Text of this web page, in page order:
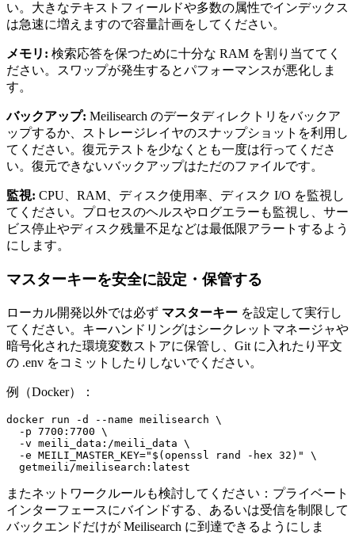
い。大きなテキストフィールドや多数の属性でインデックス
は急速に増えますので容量計画をしてください。
メモリ: 検索応答を保つために十分な RAM を割り当ててく
ださい。スワップが発生するとパフォーマンスが悪化しま
す。
バックアップ: Meilisearch のデータディレクトリをバックア
ップするか、ストレージレイヤのスナップショットを利用し
てください。復元テストを少なくとも一度は行ってくださ
い。復元できないバックアップはただのファイルです。
監視: CPU、RAM、ディスク使用率、ディスク I/O を監視し
てください。プロセスのヘルスやログエラーも監視し、サー
ビス停止やディスク残量不足などは最低限アラートするよう
にします。
マスターキーを安全に設定・保管する
ローカル開発以外では必ず マスターキー を設定して実行し
てください。キーハンドリングはシークレットマネージャや
暗号化された環境変数ストアに保管し、Git に入れたり平文
の .env をコミットしたりしないでください。
例（Docker）：
docker run -d --name meilisearch \
  -p 7700:7700 \
  -v meili_data:/meili_data \
  -e MEILI_MASTER_KEY=
" $(openssl rand -hex 32) "
\
またネットワークルールも検討してください：プライベート
インターフェースにバインドする、あるいは受信を制限して
バックエンドだけが Meilisearch に到達できるようにしま